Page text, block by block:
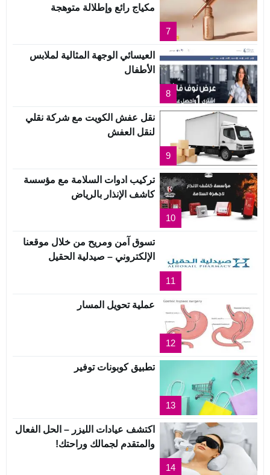
7
مكياج رائع وإطلالة متوهجة
8
العيسائي الوجهة المثالية لملابس
الأطفال
9
نقل عفش الكويت مع شركة نقلي
لنقل العفش
10
تركيب ادوات السلامة مع مؤسسة
كاشف الإنذار بالرياض
11
تسوق آمن ومريح من خلال موقعنا
الإلكتروني – صيدلية الحقيل
12
عملية تحويل المسار
13
تطبيق كوبونات توفير
14
اكتشف عيادات الليزر – الحل الفعال
والمتقدم لجمالك وراحتك!